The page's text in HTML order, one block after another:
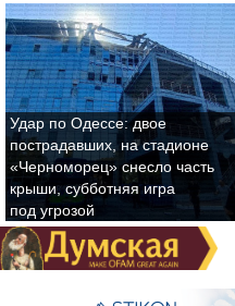
Удар по Одессе: двое
пострадавших, на стадионе
«Черноморец» снесло часть
крыши, субботняя игра
под угрозой